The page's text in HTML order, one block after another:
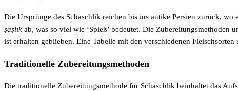
Die Ursprünge des Schaschlik reichen bis ins antike Persien zurück,
şaşlık ab, was so viel wie ‘Spieß’ bedeutet. Die
ist erhalten geblieben. Eine Tabelle mit den verschiedenen
Traditionelle Zubereitungsmethoden
Die traditionelle Zubereitungsmethode für Schaschlik beinhaltet das